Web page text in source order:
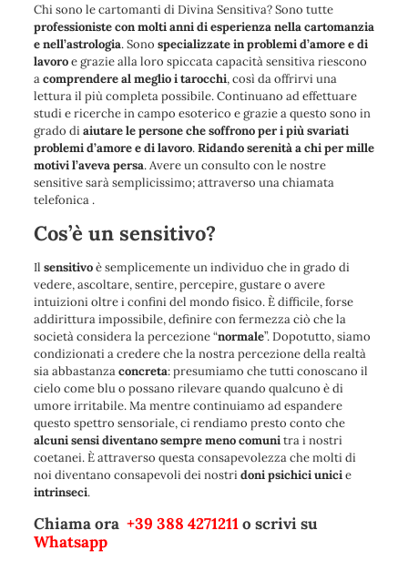
Chi sono le cartomanti di Divina Sensitiva? Sono tutte
professioniste con molti anni di esperienza nella cartomanzia
e nell’astrologia. Sono specializzate in problemi d’amore e di
lavoroe grazie alla loro spiccata capacità sensitiva riescono
acomprendere al meglio i tarocchi, così da offrirvi una
lettura il più completa possibile. Continuano ad effettuare
studi e ricerche in campo esoterico e grazie a questo sono in
grado diaiutare le persone che soffrono per i più svariati
problemi d’amore e di lavoro.Ridando serenità a chi per mille
motivi l’aveva persa. Avere un consulto con le nostre
sensitive sarà semplicissimo; attraverso una chiamata
telefonica .
Cos’è un sensitivo?
Il sensitivoè semplicemente un individuo che in grado di
vedere, ascoltare, sentire, percepire, gustare o avere
intuizioni oltre i confini del mondo fisico. È difficile, forse
addirittura impossibile, definire con fermezza ciò che la
società considera la percezione “normale”. Dopotutto, siamo
condizionati a credere che la nostra percezione della realtà
sia abbastanzaconcreta: presumiamo che tutti conoscano il
cielo come blu o possano rilevare quando qualcuno è di
umore irritabile. Ma mentre continuiamo ad espandere
questo spettro sensoriale, ci rendiamo presto conto che
alcuni sensi diventano sempre meno comunitra i nostri
coetanei. È attraverso questa consapevolezza che molti di
noi diventano consapevoli dei nostridoni psichici unicie
intrinseci.
Chiama ora +39 388 4271211o scrivi su
Whatsapp